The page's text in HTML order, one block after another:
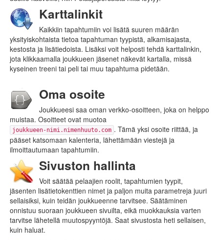
Karttalinkit
Kaikkiin tapahtumiin voi lisätä suuren määrän
yksityiskohtaista tietoa tapahtuman tyypistä, alkamis­ajasta,
kestosta ja lisätiedoista. Lisäksi voit helposti tehdä karttalinkin,
jota klikkaamalla joukkueen jäsenet näkevät kartalla, missä
kyseinen treeni tai peli tai muu tapahtuma pidetään.
Oma osoite
Joukkueesi saa oman verkko-osoitteen, joka on helppo
muistaa. Osoitteet ovat muotoa
joukkueen-nimi.nimenhuuto.com . Tämä yksi osoite riittää, ja
pääset katsomaan kalenteria, lähettämään viestejä ja
ilmoittautumaan tapahtumiin.
Sivuston hallinta
Voit säätää pelaajien roolit, tapahtumien tyypit,
jäsenten lisätietokenttien nimet ja paljon muita parametreja juuri
sellaisiksi, kuin teidän joukkueenne tarvitsee. Säätäminen
onnistuu suoraan joukkueen sivuilta, eikä muokkauksia varten
tarvitse lähetellä muutospyyntöjä. Saat sivustosta heti sellaisen,
kuin haluat.